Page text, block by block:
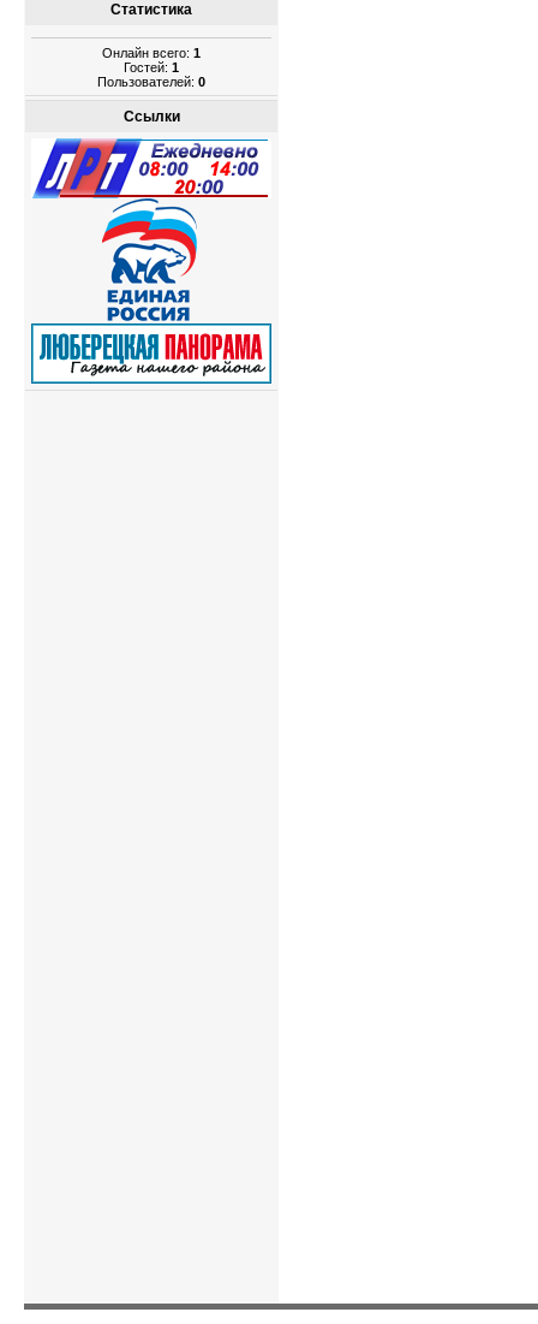
Статистика
Онлайн всего: 1
Гостей: 1
Пользователей: 0
Ссылки